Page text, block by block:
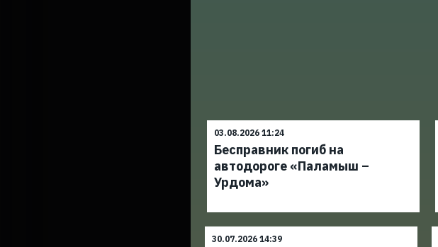
03.08.2026 11:24
Бесправник погиб на
автодороге «Паламыш –
Урдома»
30.07.2026 14:39